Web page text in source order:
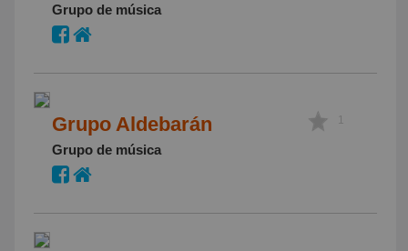
Grupo de música
Grupo Aldebarán
Grupo de música
1